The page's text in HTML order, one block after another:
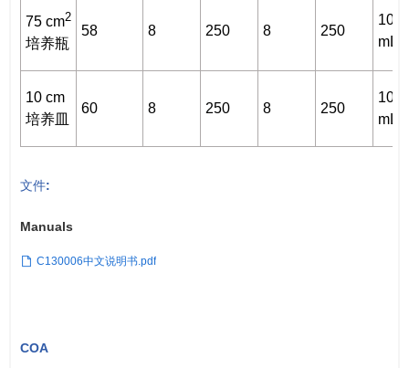
75 cm2
培养瓶
58 8 250 8 250
10
mL
10 cm
培养皿
60 8 250 8 250
10
mL
文件:
Manuals
C130006中文说明书.pdf
COA